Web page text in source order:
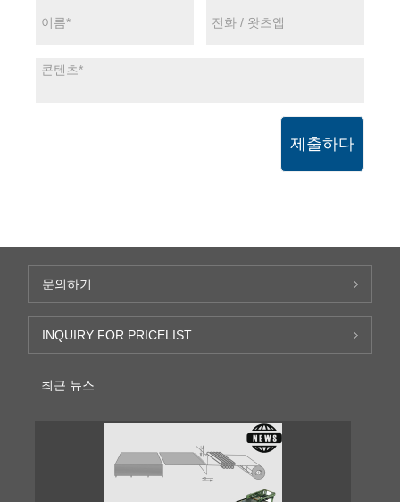
제출하다
문의하기
INQUIRY FOR PRICELIST
최근 뉴스